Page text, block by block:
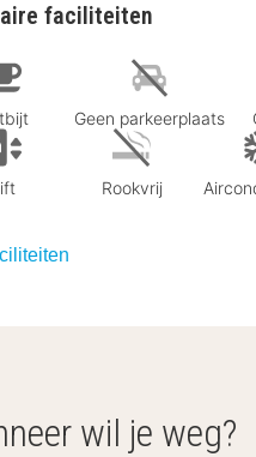
faciliteiten
Geen parkeerplaats
Rookvrij
wil je weg?